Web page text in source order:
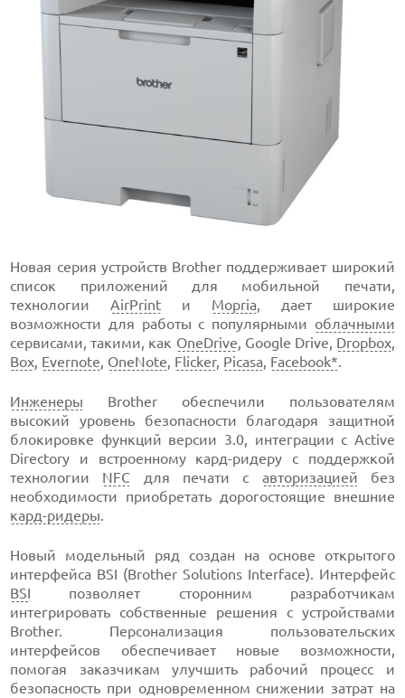
Новая серия устройств Brother поддерживает широкий
список приложений для мобильной печати,
технологииAirPrint и Mopria, дает широкие
возможности для работы с популярными облачными
сервисами, такими, как OneDrive, Google Drive, Dropbox,
Box, Evernote, OneNote, Flicker, Picasa, Facebook*.
Инженеры Brother обеспечили пользователям
высокий уровень безопасности благодаря защитной
блокировке функций версии 3.0, интеграции с Active
Directory и встроенному кард-ридеру с поддержкой
технологии NFC для печати с авторизацией без
необходимости приобретать дорогостоящие внешние
кард-ридеры.
Новый модельный ряд создан на основе открытого
интерфейса BSI (Brother Solutions Interface). Интерфейс
BSI позволяет сторонним разработчикам
интегрировать собственные решения с устройствами
Brother. Персонализация пользовательских
интерфейсов обеспечивает новые возможности,
помогая заказчикам улучшить рабочий процесс и
безопасность при одновременном снижении затрат на